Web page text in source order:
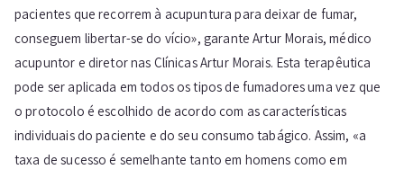
pacientes que recorrem à acupuntura para deixar de fumar,
conseguem libertar-se do vício», garante Artur Morais, médico
acupuntor e diretor nas Clínicas Artur Morais. Esta terapêutica
pode ser aplicada em todos os tipos de fumadores uma vez que
o protocolo é escolhido de acordo com as características
individuais do paciente e do seu consumo tabágico. Assim, «a
taxa de sucesso é semelhante tanto em homens como em